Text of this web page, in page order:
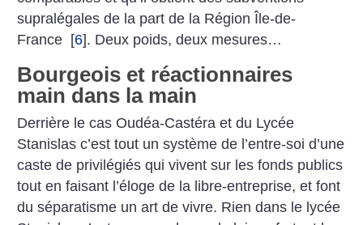
supralégales de la part de la Région Île-de-
France [6]. Deux poids, deux mesures…
Bourgeois et réactionnaires
main dans la main
Derrière le cas Oudéa-Castéra et du Lycée
Stanislas c’est tout un système de l’entre-soi d’une
caste de privilégiés qui vivent sur les fonds publics
tout en faisant l’éloge de la libre-entreprise, et font
du séparatisme un art de vivre. Rien dans le lycée